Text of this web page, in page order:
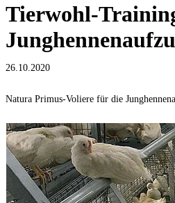
Tierwohl-
26.10.2020
Natura Primus-Voliere für die